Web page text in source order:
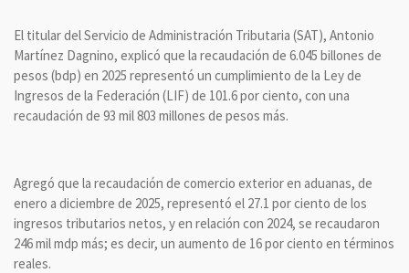
El titular del Servicio de Administración Tributaria (SAT), Antonio
Martínez Dagnino, explicó que la recaudación de 6.045 billones de
pesos (bdp) en 2025 representó un cumplimiento de la Ley de
Ingresos de la Federación (LIF) de 101.6 por ciento, con una
recaudación de 93 mil 803 millones de pesos más.
Agregó que la recaudación de comercio exterior en aduanas, de
enero a diciembre de 2025, representó el 27.1 por ciento de los
ingresos tributarios netos, y en relación con 2024, se recaudaron
246 mil mdp más; es decir, un aumento de 16 por ciento en términos
reales.